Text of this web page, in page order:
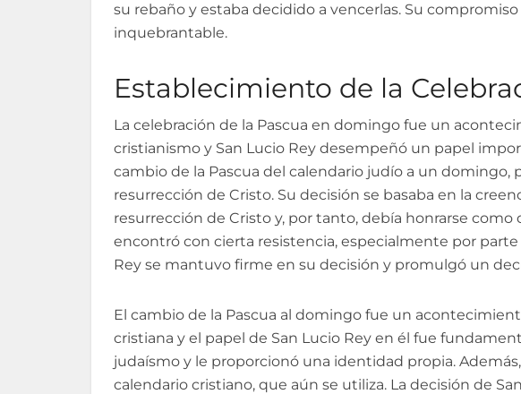
su rebaño y estaba decidido a vencerlas. Su
inquebrantable.
Establecimiento de la
La celebración de la Pascua en domingo fue un
cristianismo y San Lucio Rey desempeñó un papel
cambio de la Pascua del calendario judío a un domingo,
resurrección de Cristo. Su decisión se basaba en la
resurrección de Cristo y, por tanto, debía honrarse como
encontró con cierta resistencia, especialmente por
Rey se mantuvo firme en su decisión y promulgó un
El cambio de la Pascua al domingo fue un
cristiana y el papel de San Lucio Rey en él fue
judaísmo y le proporcionó una identidad propia.
calendario cristiano, que aún se utiliza. La decisión de